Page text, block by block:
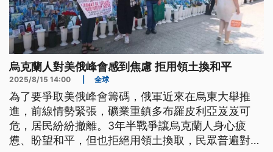
烏克蘭人對美俄峰會感到焦慮 拒用領土換和平
2025/8/15 14:00 全球
為了要爭取美俄峰會籌碼，俄軍近來在烏東大舉推
進，前線情勢緊張，礦業重鎮多布羅皮利亞岌岌可
危，居民紛紛撤離。3年半戰爭讓烏克蘭人身心疲
憊、盼望和平，但也拒絕用領土換取，民眾普遍對川